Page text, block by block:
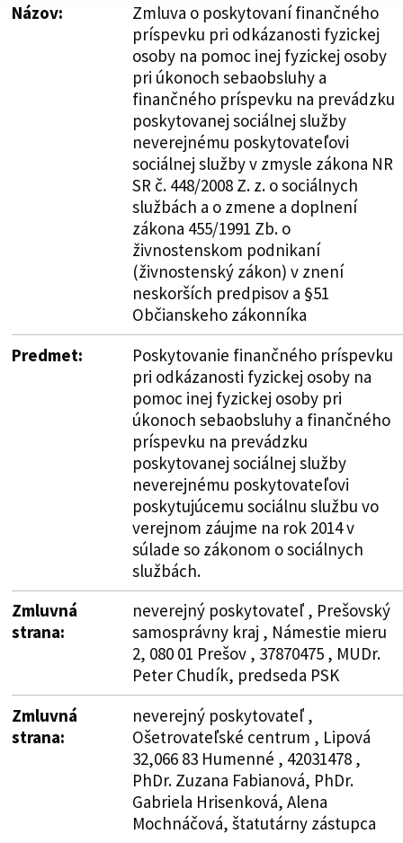
Názov:
Zmluva o poskytovaní finančného
príspevku pri odkázanosti fyzickej
osoby na pomoc inej fyzickej osoby
pri úkonoch sebaobsluhy a
finančného príspevku na prevádzku
poskytovanej sociálnej služby
neverejnému poskytovateľovi
sociálnej služby v zmysle zákona NR
SR č. 448/2008 Z. z. o sociálnych
službách a o zmene a doplnení
zákona 455/1991 Zb. o
živnostenskom podnikaní
(živnostenský zákon) v znení
neskorších predpisov a §51
Občianskeho zákonníka
Predmet:
Poskytovanie finančného príspevku
pri odkázanosti fyzickej osoby na
pomoc inej fyzickej osoby pri
úkonoch sebaobsluhy a finančného
príspevku na prevádzku
poskytovanej sociálnej služby
neverejnému poskytovateľovi
poskytujúcemu sociálnu službu vo
verejnom záujme na rok 2014 v
súlade so zákonom o sociálnych
službách.
Zmluvná
strana:
neverejný poskytovateľ , Prešovský
samosprávny kraj , Námestie mieru
2, 080 01 Prešov , 37870475 , MUDr.
Peter Chudík, predseda PSK
Zmluvná
strana:
neverejný poskytovateľ ,
Ošetrovateľské centrum , Lipová
32,066 83 Humenné , 42031478 ,
PhDr. Zuzana Fabianová, PhDr.
Gabriela Hrisenková, Alena
Mochnáčová, štatutárny zástupca